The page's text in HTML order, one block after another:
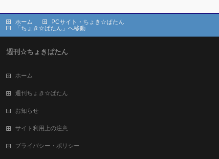
ホーム
PCサイト・ちょき☆ぱたん
「ちょき☆ぱたん」へ移動
週刊☆ちょきぱたん
ホーム
週刊ちょき☆ぱたん
お知らせ
サイト利用上の注意
プライバシー・ポリシー